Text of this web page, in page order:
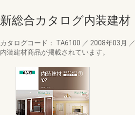
新総合カタログ内装建材
カタログコード： TA6100 ／ 2008年03月 ／
内装建材商品が掲載されています。